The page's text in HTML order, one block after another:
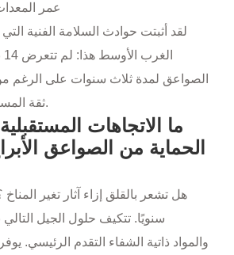
عمر المعدات يمتد
لقد أثبتت حوادث السلامة الفنية
ثقة المستثمرين على الفور.
ما الاتجاهات
الحماية من الصواعق
هل تشعر بالقلق إزاء آثار تغير
سنويًا. تتكيف حلول الجيل